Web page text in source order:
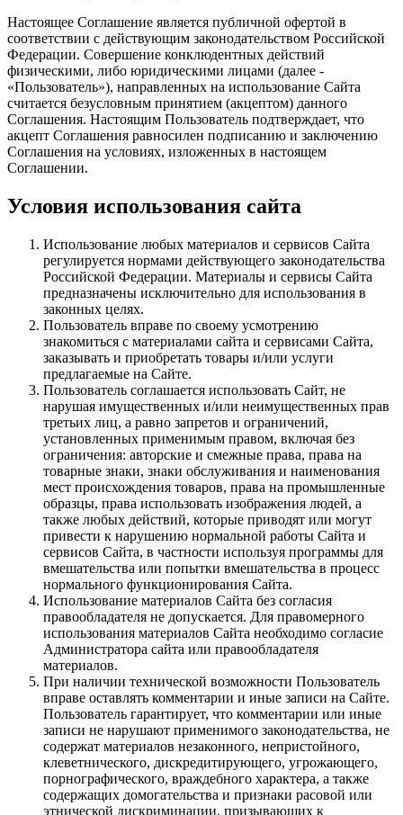
Настоящее Соглашение является публичной офертой в
соответствии с действующим законодательством Российской
Федерации. Совершение конклюдентных действий
физическими, либо юридическими лицами (далее -
«Пользователь»), направленных на использование Сайта
считается безусловным принятием (акцептом) данного
Соглашения. Настоящим Пользователь подтверждает, что
акцепт Соглашения равносилен подписанию и заключению
Соглашения на условиях, изложенных в настоящем
Соглашении.
Условия использования сайта
Использование любых материалов и сервисов Сайта
регулируется нормами действующего законодательства
Российской Федерации. Материалы и сервисы Сайта
предназначены исключительно для использования в
законных целях.
Пользователь вправе по своему усмотрению
знакомиться с материалами сайта и сервисами Сайта,
заказывать и приобретать товары и/или услуги
предлагаемые на Сайте.
Пользователь соглашается использовать Сайт, не
нарушая имущественных и/или неимущественных прав
третьих лиц, а равно запретов и ограничений,
установленных применимым правом, включая без
ограничения: авторские и смежные права, права на
товарные знаки, знаки обслуживания и наименования
мест происхождения товаров, права на промышленные
образцы, права использовать изображения людей, а
также любых действий, которые приводят или могут
привести к нарушению нормальной работы Сайта и
сервисов Сайта, в частности используя программы для
вмешательства или попытки вмешательства в процесс
нормального функционирования Сайта.
Использование материалов Сайта без согласия
правообладателя не допускается. Для правомерного
использования материалов Сайта необходимо согласие
Администратора сайта или правообладателя
материалов.
При наличии технической возможности Пользователь
вправе оставлять комментарии и иные записи на Сайте.
Пользователь гарантирует, что комментарии или иные
записи не нарушают применимого законодательства, не
содержат материалов незаконного, непристойного,
клеветнического, дискредитирующего, угрожающего,
порнографического, враждебного характера, а также
содержащих домогательства и признаки расовой или
этнической дискриминации, призывающих к